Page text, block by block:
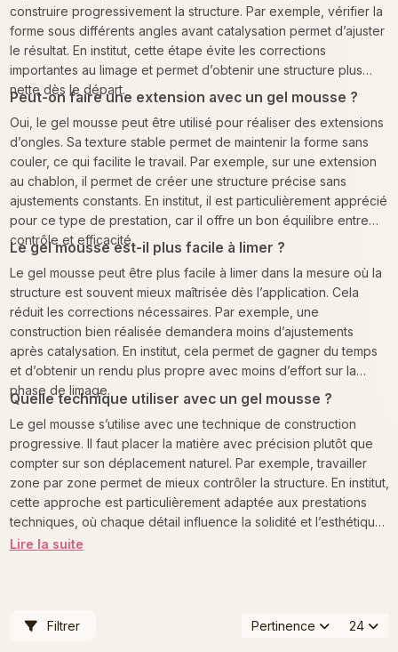
construire progressivement la structure. Par exemple, vérifier la
forme sous différents angles avant catalysation permet d’ajuster
le résultat. En institut, cette étape évite les corrections
importantes au limage et permet d’obtenir une structure plus
nette dès le départ.
Peut-on faire une extension avec un gel mousse ?
Oui, le gel mousse peut être utilisé pour réaliser des extensions
d’ongles. Sa texture stable permet de maintenir la forme sans
couler, ce qui facilite le travail. Par exemple, sur une extension
au chablon, il permet de créer une structure précise sans
ajustements constants. En institut, il est particulièrement apprécié
pour ce type de prestation, car il offre un bon équilibre entre
contrôle et efficacité.
Le gel mousse est-il plus facile à limer ?
Le gel mousse peut être plus facile à limer dans la mesure où la
structure est souvent mieux maîtrisée dès l’application. Cela
réduit les corrections nécessaires. Par exemple, une
construction bien réalisée demandera moins d’ajustements
après catalysation. En institut, cela permet de gagner du temps
et d’obtenir un rendu plus propre avec moins d’effort sur la
phase de limage.
Quelle technique utiliser avec un gel mousse ?
Le gel mousse s’utilise avec une technique de construction
progressive. Il faut placer la matière avec précision plutôt que
compter sur son déplacement naturel. Par exemple, travailler
zone par zone permet de mieux contrôler la structure. En institut,
cette approche est particulièrement adaptée aux prestations
techniques, où chaque détail influence la solidité et l’esthétique
du résultat final.
Lire la suite
Filtrer Pertinence 24